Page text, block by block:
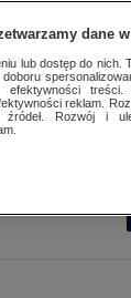
dane
lub dostęp do nich.
efektywności
reklam.
Rozwój i